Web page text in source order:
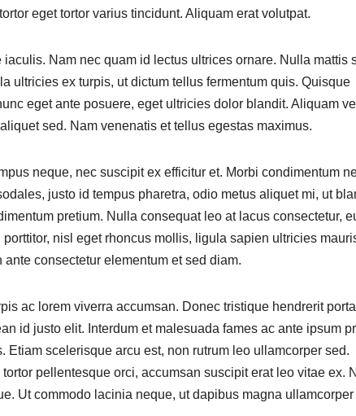
eget tortor varius tincidunt. Aliquam erat volutpat.
Nam nec quam id lectus ultrices ornare. Nulla mattis
ultricies ex turpis, ut dictum tellus fermentum quis. Quisque
eget ante posuere, eget ultricies dolor blandit. Aliquam
sed. Nam venenatis et tellus egestas maximus.
neque, nec suscipit ex efficitur et. Morbi condimentum
justo id tempus pharetra, odio metus aliquet mi, ut
pretium. Nulla consequat leo at lacus consectetur,
nisl eget rhoncus mollis, ligula sapien ultricies
consectetur elementum et sed diam.
ac lorem viverra accumsan. Donec tristique hendrerit
id justo elit. Interdum et malesuada fames ac ante ipsum
scelerisque arcu est, non rutrum leo ullamcorper sed.
pellentesque orci, accumsan suscipit erat leo vitae ex.
Ut commodo lacinia neque, ut dapibus magna ullamcorper